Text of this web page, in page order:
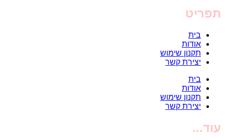
תפריט
בית
אודות
תקנון שימוש
יצירת קשר
בית
אודות
תקנון שימוש
יצירת קשר
עוד...